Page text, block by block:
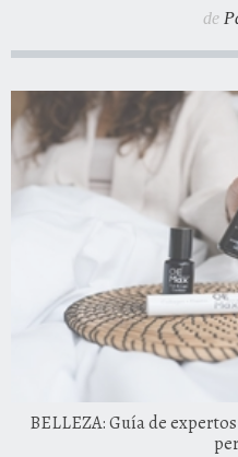
de
BELLEZA: Guía de